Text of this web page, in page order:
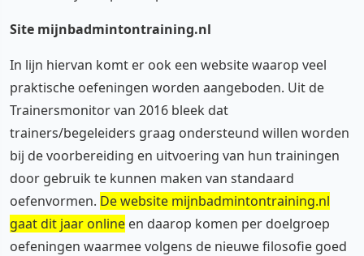
Site mijnbadmintontraining.nl
In lijn hiervan komt er ook een website waarop veel
praktische oefeningen worden aangeboden. Uit de
Trainersmonitor van 2016 bleek dat
trainers/begeleiders graag ondersteund willen worden
bij de voorbereiding en uitvoering van hun trainingen
door gebruik te kunnen maken van standaard
oefenvormen. De website mijnbadmintontraining.nl
gaat dit jaar online en daarop komen per doelgroep
oefeningen waarmee volgens de nieuwe filosofie goed